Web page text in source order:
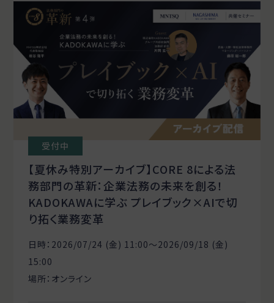
受付中
【夏休み特別アーカイブ】CORE 8による法
務部門の革新：企業法務の未来を創る！
KADOKAWAに学ぶ プレイブック×AIで切
り拓く業務変革
日時：2026/07/24 (金) 11:00〜2026/09/18 (金)
15:00
場所：オンライン